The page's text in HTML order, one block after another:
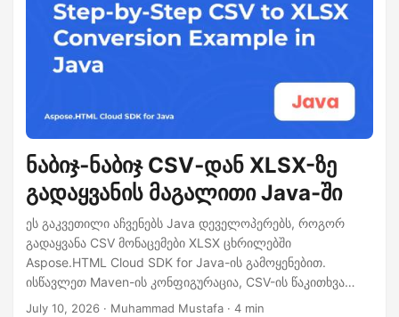
ნაბიჯ‑ნაბიჯ CSV‑დან XLSX-ზე
გადაყვანის მაგალითი Java-ში
ეს გაკვეთილი აჩვენებს Java დეველოპერებს, როგორ
გადაყვანა CSV მონაცემები XLSX ცხრილებში
Aspose.HTML Cloud SDK for Java-ის გამოყენებით.
ისწავლეთ Maven-ის კონფიგურაცია, CSV-ის წაკითხვა
ნაკადებით, XLSX სამუშაო წიგნების შექმნა, ღრუბლოვანი
July 10, 2026 · Muhammad Mustafa · 4 min